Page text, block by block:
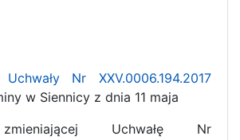
Nr XXV.0006.194.2017
w Siennicy z dnia 11 maja
Uchwałę Nr